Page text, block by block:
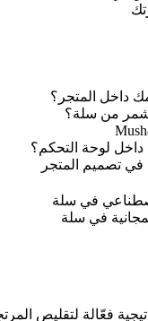
داخل المتجر؟
من سلة؟
لوحة التحكم؟
تصميم المتجر
في سلة
في سلة
فعّالة لتقليص